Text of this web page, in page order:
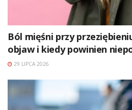
Ból mięśni przy
objaw i kiedy powinien
29 LIPCA 2026